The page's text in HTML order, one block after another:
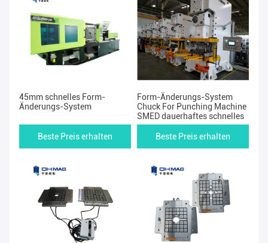
45mm schnelles Form-
Änderungs-System
Beste Preis erhalten
Form-Änderungs-System
Chuck For Punching Machine
SMED dauerhaftes schnelles
Beste Preis erhalten